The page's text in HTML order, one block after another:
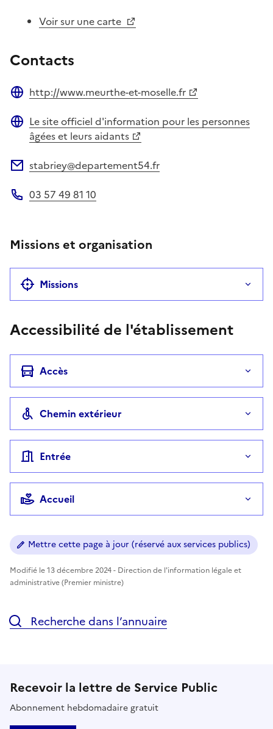
Voir sur une carte
Contacts
http://www.meurthe-et-moselle.fr
Site web
Le site officiel d'information pour les personnes
âgées et leurs aidants
stabriey@departement54.fr
03 57 49 81 10
Missions et organisation
Missions
Accessibilité de l'établissement
Accès
Chemin extérieur
Entrée
Accueil
Mettre cette page à jour (réservé aux services publics)
Modifié le 13 décembre 2024 - Direction de l'information légale et
administrative (Premier ministre)
Recherche dans l’annuaire
Recevoir la lettre de Service Public
Abonnement hebdomadaire gratuit